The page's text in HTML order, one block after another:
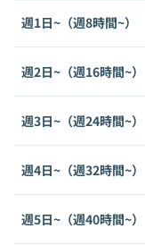
週1日~（週8時間~）
週2日~（週16時間~）
週3日~（週24時間~）
週4日~（週32時間~）
週5日~（週40時間~）